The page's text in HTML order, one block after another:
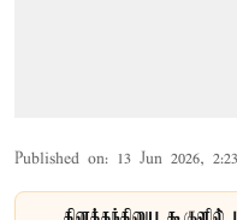
Published on: 13 Jun 2026,